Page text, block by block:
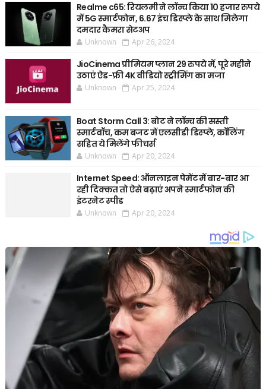
Realme c65: रियलमी ने लॉन्च किया 10 हजार रुपये
में 5G स्मार्टफोन, 6.67 इंच डिस्प्ले के साथ मिलेगा
दमदार कैमरा सेटअप
Unknown Apr 26, 2024
JioCinema प्रीमियम प्लान 29 रुपये में, पूरे महीने
उठाएं ऐड-फ्री 4K वीडियो स्ट्रीमिंग का मजा
Unknown Apr 25, 2024
Boat Storm Call 3: बोट ने लॉन्च की सस्ती
स्मार्टवॉच, कम बजट में एलसीडी डिस्प्ले, कॉलिंग
सहित ये मिलेंगे फीचर्स
Unknown Apr 20, 2024
Internet Speed: ऑनलाइन पेमेंट में बार-बार आ
रही दिक्कत तो ऐसे बढ़ाएं अपने स्मार्टफोन की
इंटरनेट स्पीड
Unknown Apr 20, 2024